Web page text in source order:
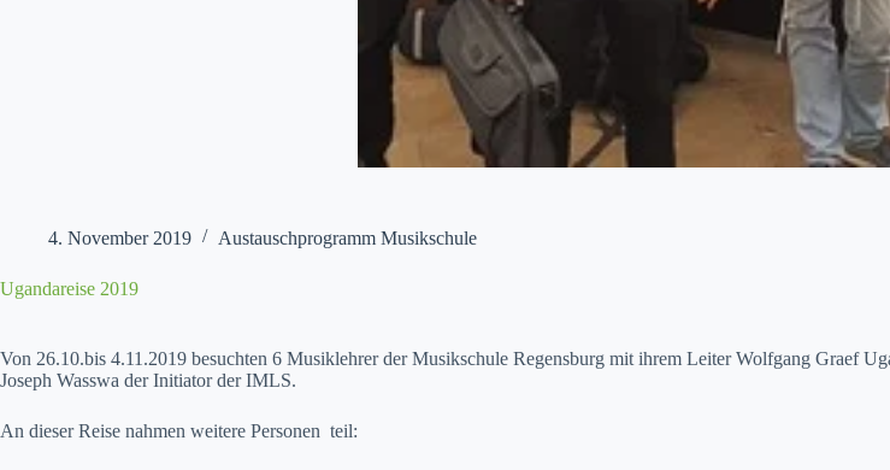
4. November 2019 Austauschprogramm Musikschule
Ugandareise 2019
Von 26.10.bis 4.11.2019 besucht­en 6 Musik­lehrer der Musikschule Regens­burg mit ihrem Leit­er Wolf­gang Graef
Joseph Wass­wa der Ini­tia­tor der IMLS.
An dieser Reise nah­men weit­ere Per­so­n­en teil: